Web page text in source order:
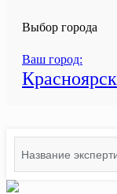
Выбор города
Ваш город:
Красноярск
for: